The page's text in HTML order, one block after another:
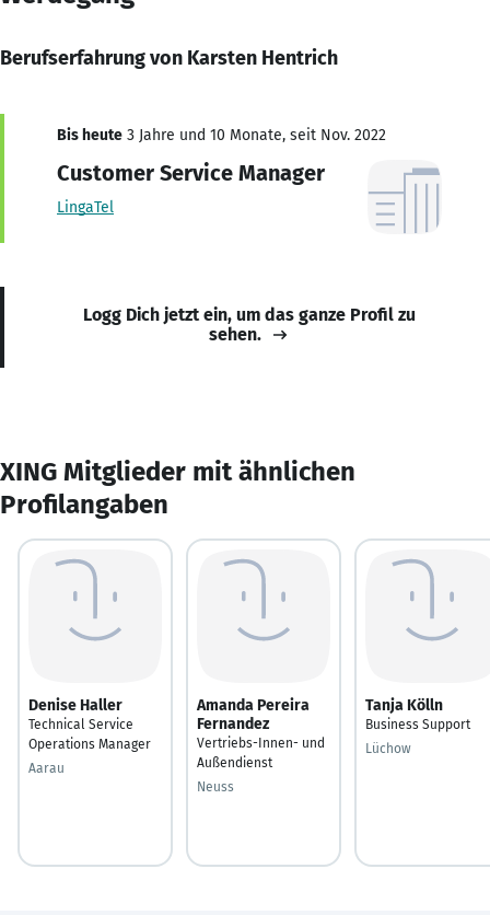
Berufserfahrung von Karsten Hentrich
Bis heute 3 Jahre und 10 Monate, seit Nov. 2022
Customer Service Manager
LingaTel
Logg Dich jetzt ein, um das ganze Profil zu
sehen.
XING Mitglieder mit ähnlichen
Profilangaben
Denise Haller
Technical Service
Operations Manager
Aarau
Amanda Pereira
Fernandez
Vertriebs-Innen- und
Außendienst
Neuss
Tanja Kölln
Business Support
Lüchow